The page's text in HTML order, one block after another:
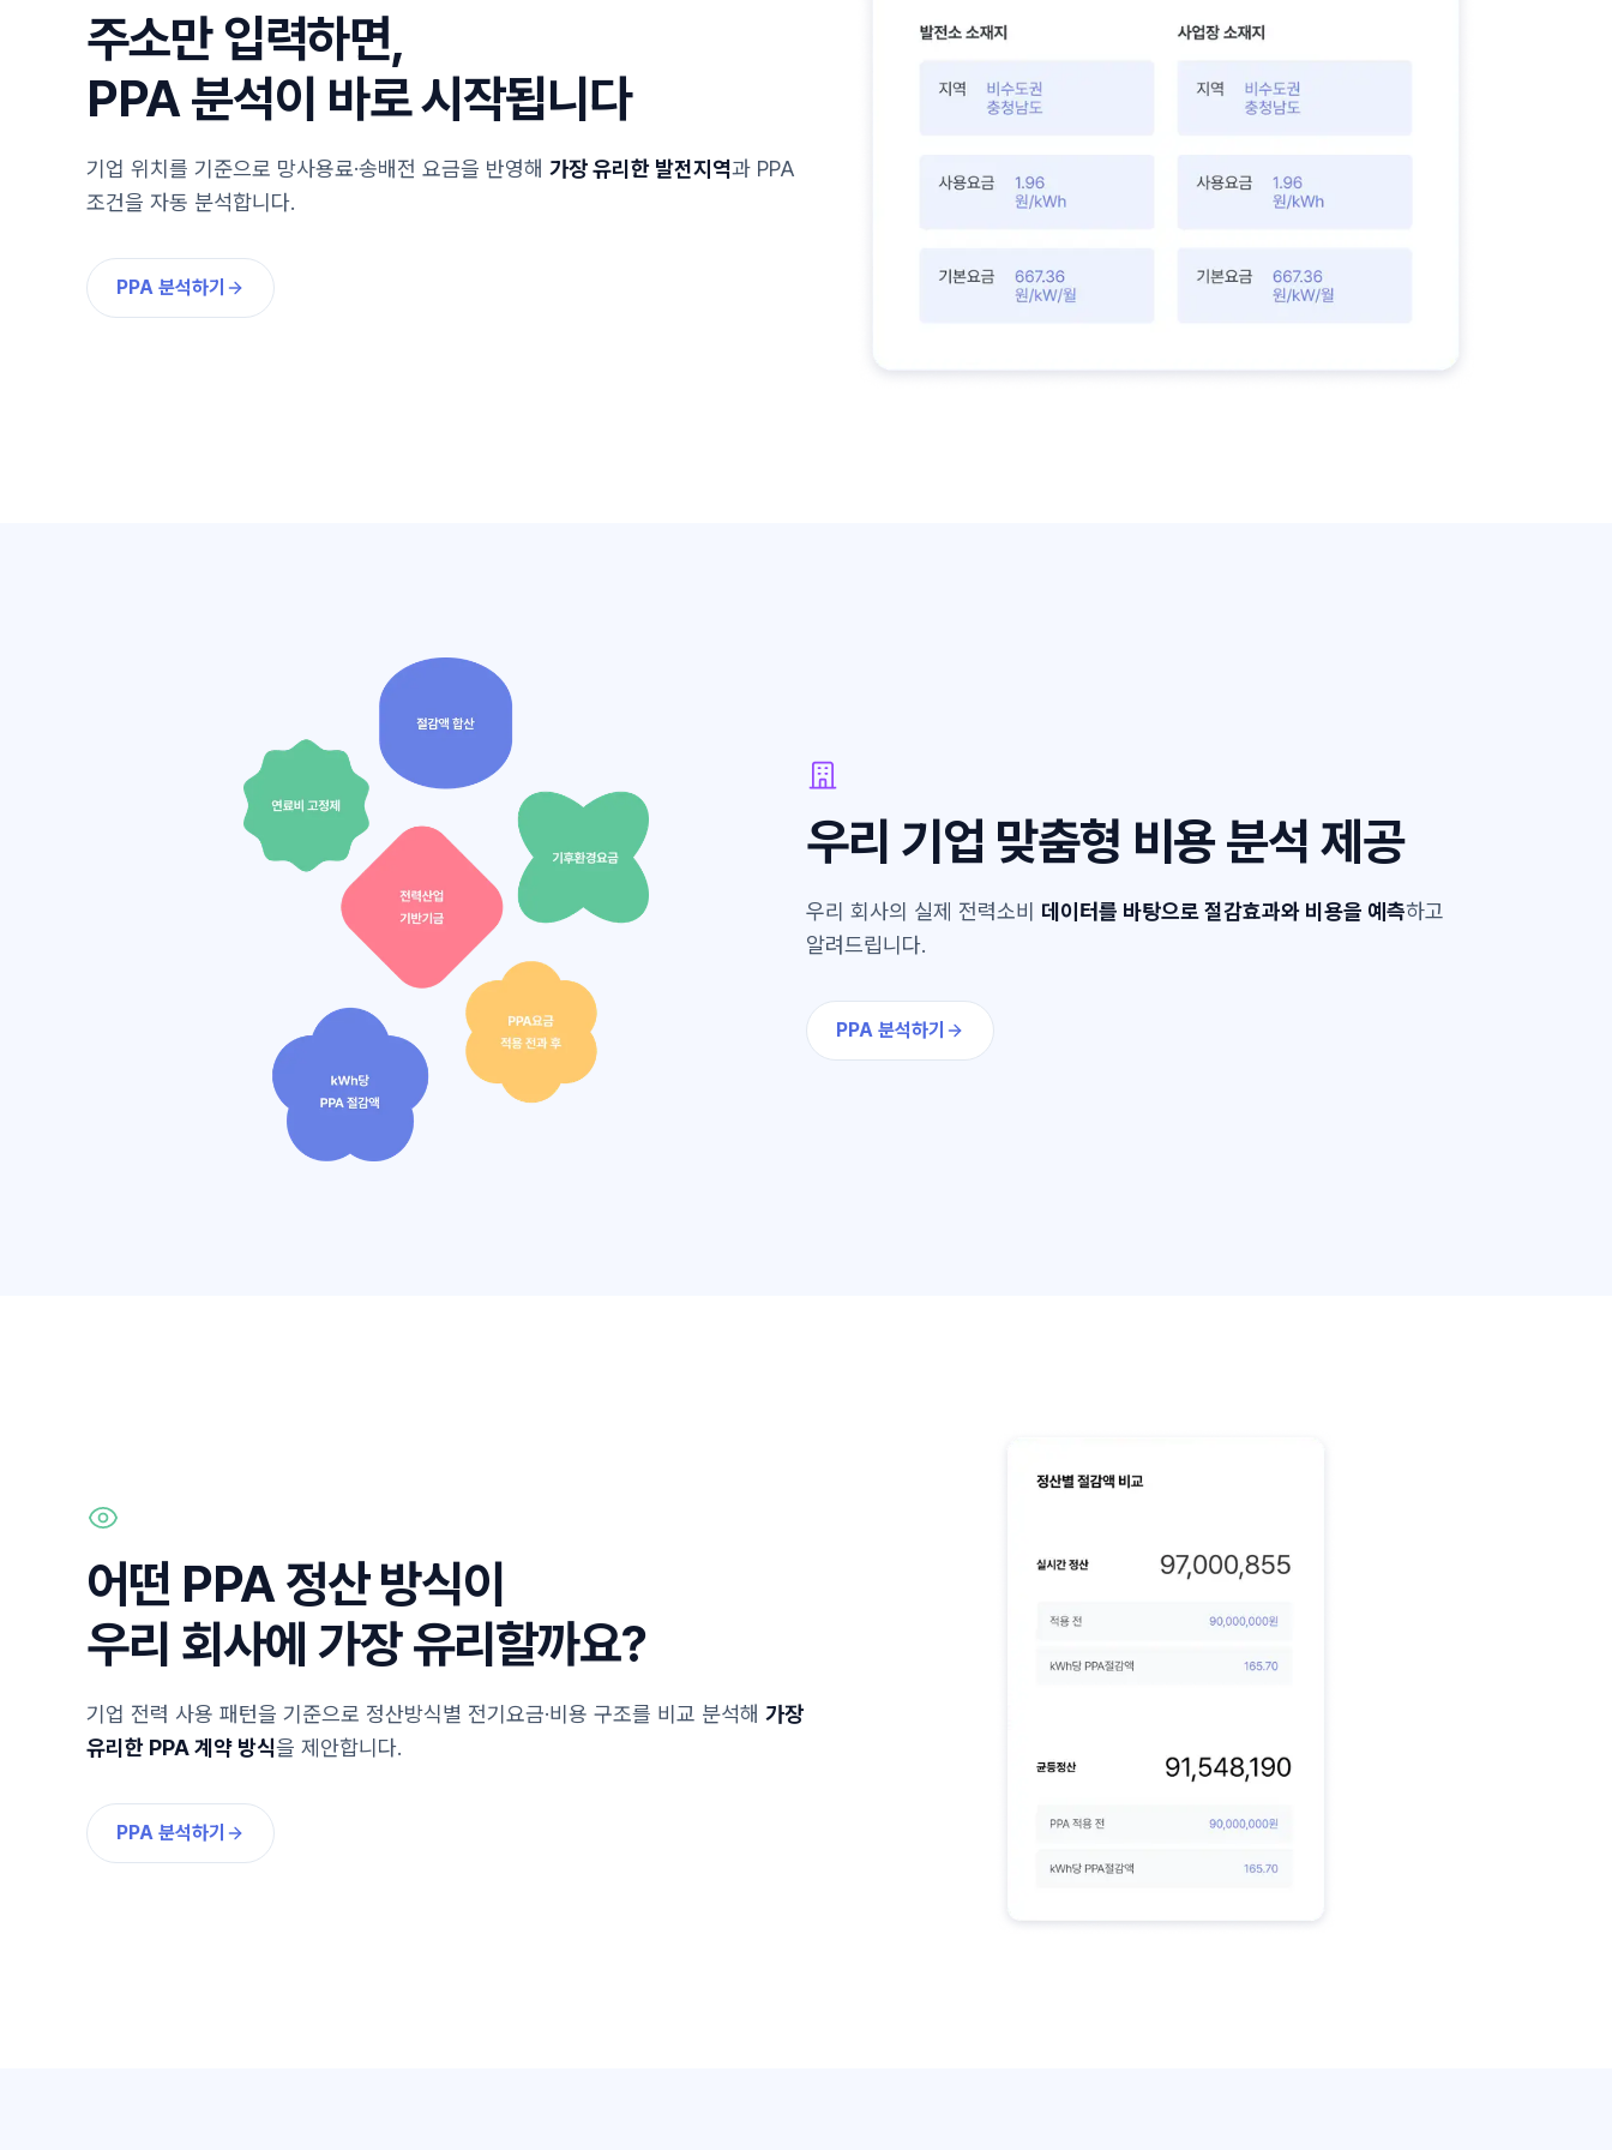
주소만 입력하면,
PPA 분석이 바로 시작됩니다
기업 위치를 기준으로 망사용료·송배전 요금을 반영해 가장 유리한 발전지역과 PPA
조건을 자동 분석합니다.
PPA 분석하기
우리 기업 맞춤형 비용 분석 제공
우리 회사의 실제 전력소비 데이터를 바탕으로 절감효과와 비용을 예측하고
알려드립니다.
PPA 분석하기
어떤 PPA 정산 방식이
우리 회사에 가장 유리할까요?
기업 전력 사용 패턴을 기준으로 정산방식별 전기요금·비용 구조를 비교 분석해 가장
유리한 PPA 계약 방식을 제안합니다.
PPA 분석하기